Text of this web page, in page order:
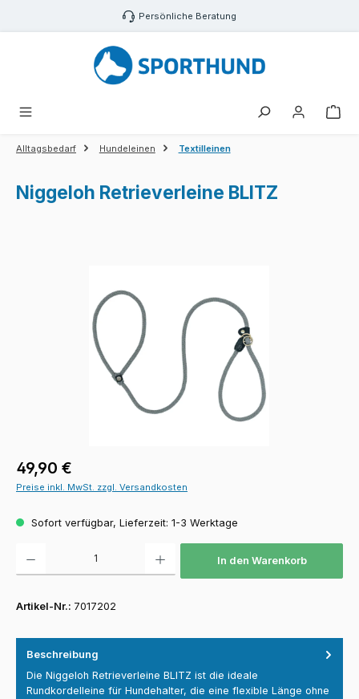
Zum Hauptinhalt springen Persönliche Beratung
Alltagsbedarf Hundeleinen Textilleinen
Niggeloh Retrieverleine BLITZ
Regulärer Preis:
49,90 €
Preise inkl. MwSt. zzgl. Versandkosten
Sofort verfügbar, Lieferzeit: 1-3 Werktage
In den Warenkorb
Artikel-Nr.: 7017202
Beschreibung
Die Niggeloh Retrieverleine BLITZ ist die ideale
Rundkordelleine für Hundehalter, die eine flexible Länge ohne